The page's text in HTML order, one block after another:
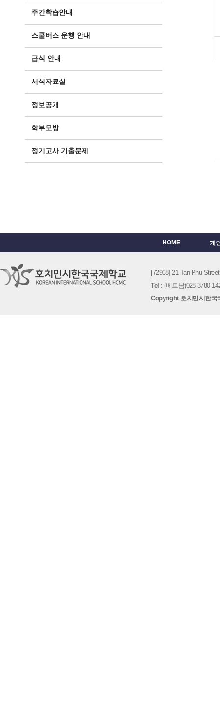
주간학습안내
스쿨버스 운행 안내
급식 안내
서식자료실
정보공개
학부모방
정기고사 기출문제
HOME 개
[72908] 21 Tan Phu
Tel : (베트남)028-3780-
Copyright 호치민시한국